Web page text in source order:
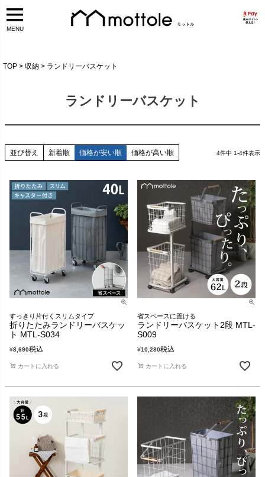
MENU
TOP 収納 ランドリーバスケット
ランドリーバスケット
並び替え 新着順 価格が安い順 価格が高い順 4件中 1-4件表示
すっきり片付くスリムタイプ
折りたたみランドリーバスケッ
ト MTL-S034
¥8,690税込
カートに入れる
省スペースに置ける
ランドリーバスケット2段 MTL-
S009
¥10,280税込
カートに入れる